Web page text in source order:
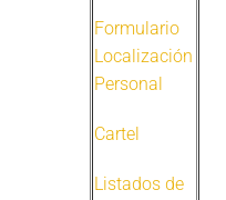
Formulario
Localización
Personal
Cartel
Listados de